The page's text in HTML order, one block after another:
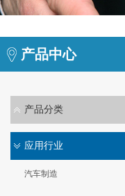
产品中心
产品分类
应用行业
汽车制造